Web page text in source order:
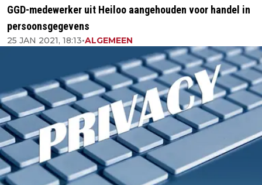
GGD-medewerker uit Heiloo aangehouden voor handel in
persoonsgegevens
25 JAN 2021, 18:13•ALGEMEEN